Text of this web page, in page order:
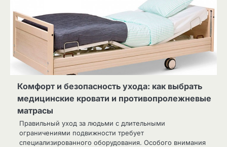
Комфорт и безопасность ухода: как выбрать
медицинские кровати и противопролежневые
матрасы
Правильный уход за людьми с длительными
ограничениями подвижности требует
специализированного оборудования. Особого внимания